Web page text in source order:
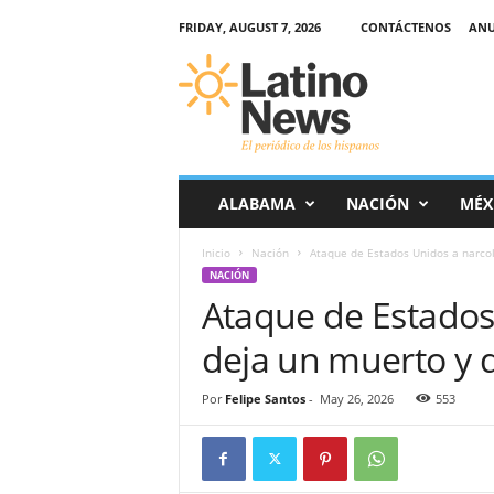
FRIDAY, AUGUST 7, 2026 CONTÁCTENOS
r
ALABAMA NACIÓN
Inicio Nación Ataque de Estados Unidos a
NACIÓN
Ataque de
deja un muerto y
Por Felipe Santos- May 26, 2026 553